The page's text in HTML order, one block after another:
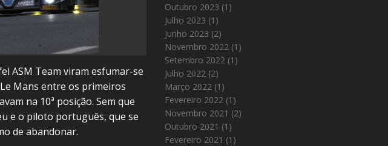
ASM Team viram esfumar-se
Mans entre os primeiros
na 10ª posição. Sem que
e o piloto português, que se
de abandonar.
Outubro 2023 (1)
Julho 2023 (1)
Junho 2023 (2)
Novembro 2022 (1)
Setembro 2022 (1)
Julho 2022 (2)
Março 2022 (1)
Fevereiro 2022 (1)
Novembro 2021 (2)
Outubro 2021 (1)
Fevereiro 2021 (1)